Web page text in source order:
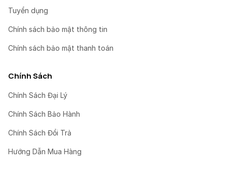
Tuyển dụng
Chính sách bảo mật thông tin
Chính sách bảo mật thanh toán
Chính Sách
Chính Sách Đại Lý
Chính Sách Bảo Hành
Chính Sách Đổi Trả
Hướng Dẫn Mua Hàng